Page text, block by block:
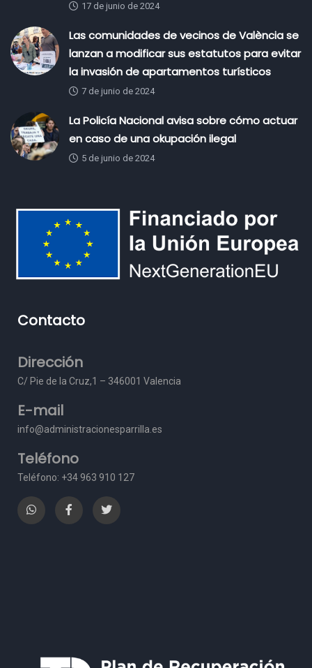
17 de junio de 2024
Las comunidades de vecinos de València se
lanzan a modificar sus estatutos para evitar
la invasión de apartamentos turísticos
7 de junio de 2024
La Policía Nacional avisa sobre cómo actuar
en caso de una okupación ilegal
5 de junio de 2024
Contacto
Dirección
C/ Pie de la Cruz,1 – 346001 Valencia
E-mail
info@administracionesparrilla.es
Teléfono
Teléfono: +34 963 910 127